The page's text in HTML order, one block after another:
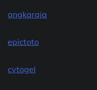
angkaraja
epictoto
cvtogel